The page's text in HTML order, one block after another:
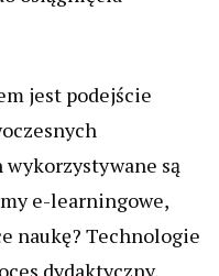
jest podejście
są
e-learningowe,
naukę? Technologie
dydaktyczny,